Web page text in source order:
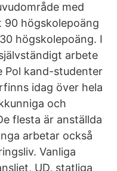
med
90 högskolepoäng
högskolepoäng. I
arbete
Pol kand-studenter
idag över hela
och
flesta är anställda
arbetar också
Vanliga
UD, statliga